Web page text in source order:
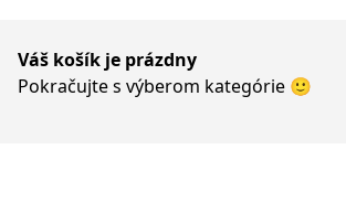
Váš košík je prázdny
Pokračujte s výberom kategórie 🙂